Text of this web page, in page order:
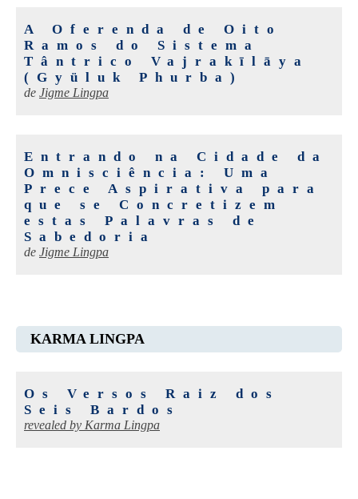
A Oferenda de Oito
Ramos do Sistema
Tântrico Vajrakīlāya
(Gyüluk Phurba)
de Jigme Lingpa
Entrando na Cidade da
Omnisciência: Uma
Prece Aspirativa para
que se Concretizem
estas Palavras de
Sabedoria
de Jigme Lingpa
KARMA LINGPA
Os Versos Raiz dos
Seis Bardos
revealed by Karma Lingpa